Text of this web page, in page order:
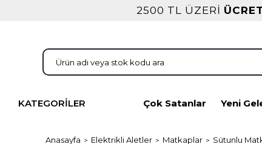
2500 TL ÜZERİ
KATEGORİLER Çok Satanlar Yeni
Anasayfa Elektrikli Aletler Matkaplar Sütunlu